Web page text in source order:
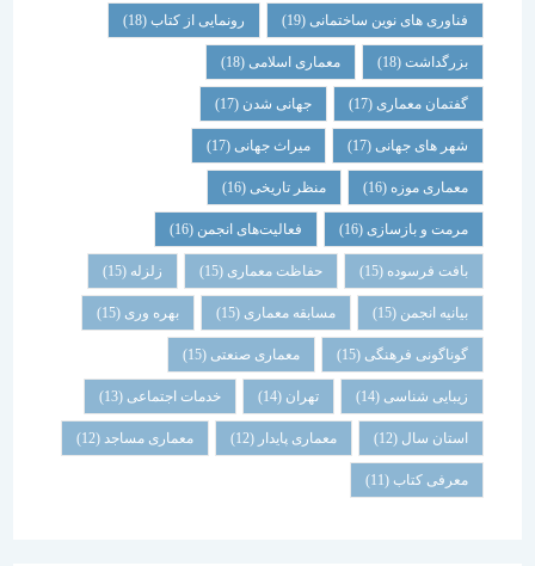
فناوری های نوین ساختمانی(19) رونمایی از کتاب (18)
بزرگداشت (18) معماری اسلامی(18)
گفتمان معماری (17) جهانی شدن(17)
شهر های جهانی(17) میراث جهانی(17)
معماری موزه(16) منظر تاریخی (16)
مرمت و بازسازی(16) فعالیت‌های انجمن(16)
بافت فرسوده (15) حفاظت معماری (15) زلزله
بیانیه انجمن(15) مسابقه معماری (15) بهره وری(15)
گوناگونی فرهنگی (15) معماری صنعتی(15)
زیبایی شناسی (14) تهران خدمات اجتماعی (13)
استان سال(12) معماری پایدار (12) معماری مساجد(12)
معرفی کتاب(11)